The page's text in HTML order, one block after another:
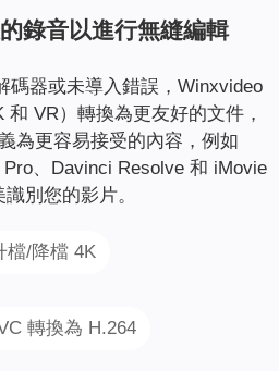
錄音以進行無縫編輯
碼器或未導入錯誤，Winxvideo
VR）轉換為更友好的文件，
為更容易接受的內容，例如
、Davinci Resolve 和 iMovie
別您的影片。
檔/降檔 4K
轉換為 H.264